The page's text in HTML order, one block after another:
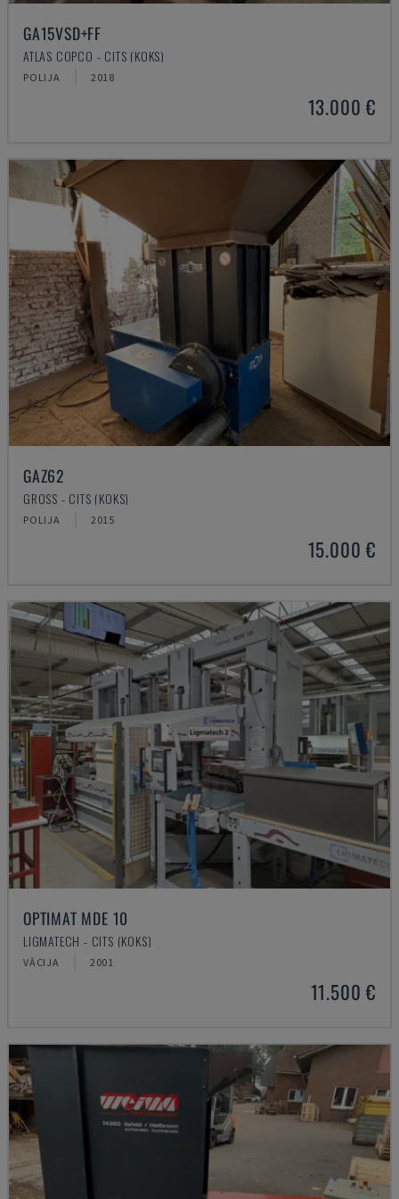
GA15VSD+FF
ATLAS COPCO - CITS (KOKS)
POLIJA 2018
13.000 €
GAZ62
GROSS - CITS (KOKS)
POLIJA 2015
15.000 €
OPTIMAT MDE 10
LIGMATECH - CITS (KOKS)
VĀCIJA 2001
11.500 €